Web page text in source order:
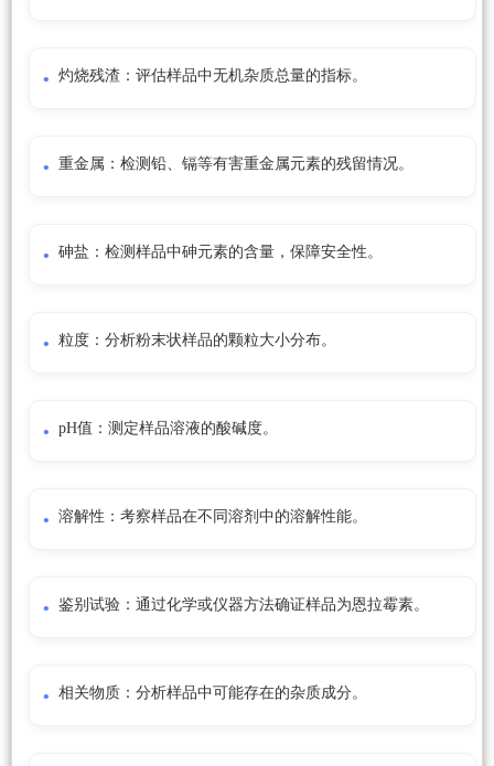
灼烧残渣：评估样品中无机杂质总量的指标。
重金属：检测铅、镉等有害重金属元素的残留情况。
砷盐：检测样品中砷元素的含量，保障安全性。
粒度：分析粉末状样品的颗粒大小分布。
pH值：测定样品溶液的酸碱度。
溶解性：考察样品在不同溶剂中的溶解性能。
鉴别试验：通过化学或仪器方法确证样品为恩拉霉素。
相关物质：分析样品中可能存在的杂质成分。